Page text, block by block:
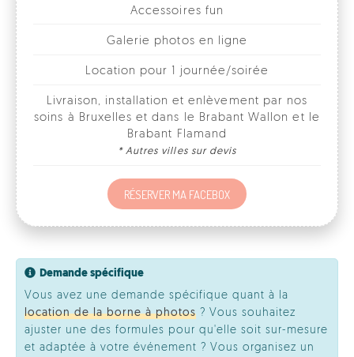
soins à Bruxelles et dans le Brabant Wallon et le
* Autres villes sur devis
RÉSERVER MA FACEBOX
Demande spécifique
Vous avez une demande spécifique quant à la
location de la borne à photos ? Vous souhaitez
ajuster une des formules pour qu'elle soit sur-mesure
et adaptée à votre événement ? Vous organisez un